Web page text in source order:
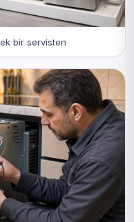
bir servisten